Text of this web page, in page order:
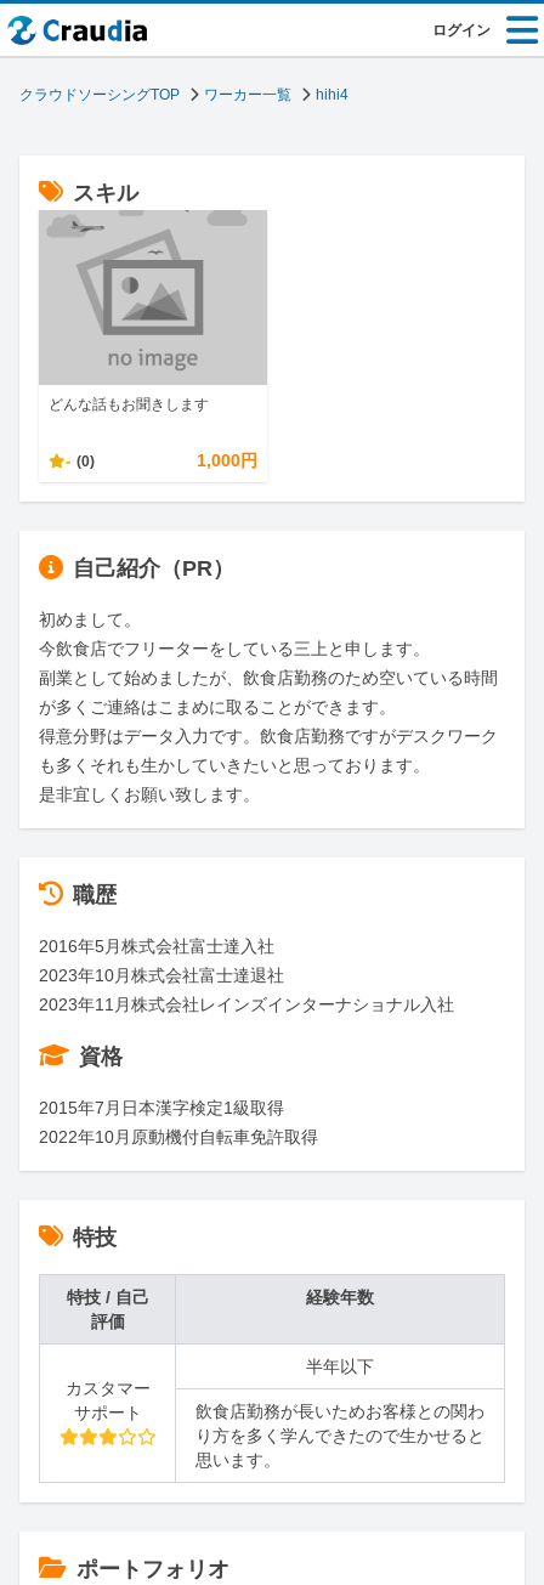
ログイン
クラウドソーシングTOP ワーカー一覧 hihi4
スキル
どんな話もお聞きします
- (0) 1,000円
自己紹介（PR）
初めまして。
今飲食店でフリーターをしている三上と申します。
副業として始めましたが、飲食店勤務のため空いている時間
が多くご連絡はこまめに取ることができます。
得意分野はデータ入力です。飲食店勤務ですがデスクワーク
も多くそれも生かしていきたいと思っております。
是非宜しくお願い致します。
職歴
2016年5月株式会社富士達入社
2023年10月株式会社富士達退社
2023年11月株式会社レインズインターナショナル入社
資格
2015年7月日本漢字検定1級取得
2022年10月原動機付自転車免許取得
特技
特技 / 自己
評価
経験年数
カスタマー
サポート
半年以下
飲食店勤務が長いためお客様との関わ
り方を多く学んできたので生かせると
思います。
ポートフォリオ